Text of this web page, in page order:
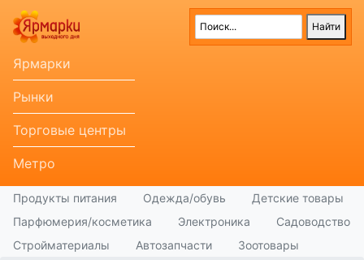
Ярмарки
Рынки
Торговые центры
Метро
Продукты питания Одежда/обувь
Детские товары
Парфюмерия/косметика
Электроника
Садоводство
Стройматериалы
Автозапчасти Зоотовары